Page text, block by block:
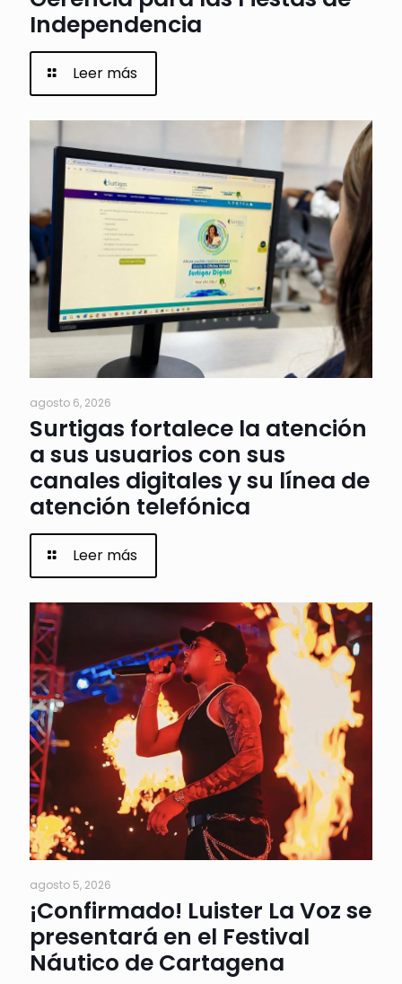
Independencia
Leer más
agosto 6, 2026
Surtigas fortalece la atención
a sus usuarios con sus
canales digitales y su línea de
atención telefónica
Leer más
agosto 5, 2026
¡Confirmado! Luister La Voz se
presentará en el Festival
Náutico de Cartagena